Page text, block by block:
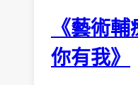
《藝術
你有我》